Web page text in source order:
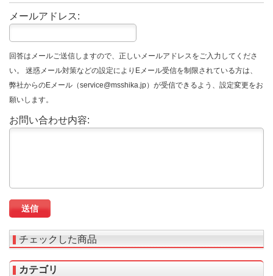
メールアドレス:
回答はメールご送信しますので、正しいメールアドレスをご入力してくださ
い。 迷惑メール対策などの設定によりEメール受信を制限されている方は、
弊社からのEメール（service@msshika.jp）が受信できるよう、設定変更をお
願いします。
お問い合わせ内容:
チェックした商品
カテゴリ